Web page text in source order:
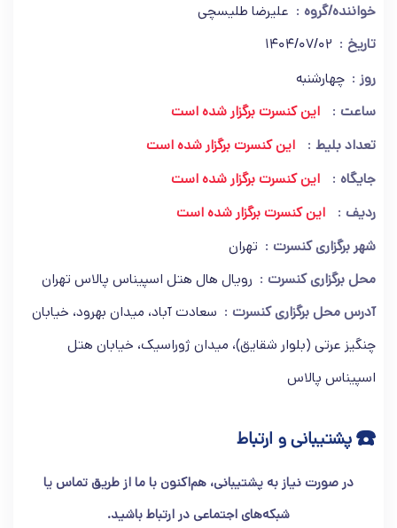
خواننده/گروه
علیرضا طلیسچی
تاریخ
1404/07/02
روز
چهارشنبه
ساعت
این کنسرت برگزار شده است
تعداد بلیط این کنسرت برگزار شده است
جایگاه این کنسرت برگزار شده است
ردیف این کنسرت برگزار شده است
شهر برگزاری کنسرت
تهران
محل برگزاری کنسرت
رويال هال هتل اسپیناس پالاس تهران
آدرس محل برگزاری کنسرت
سعادت آباد، میدان بهرود، خیابان
چنگیز عرتی (بلوار شقایق)، میدان ژوراسیک، خیابان هتل
اسپیناس پالاس
☎️پشتیبانی و ارتباط
در صورت نیاز به پشتیبانی، هم‌اکنون با ما از طریق تماس یا
شبکه‌های اجتماعی در ارتباط باشید.